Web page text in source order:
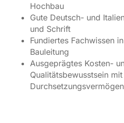
Hochbau
Gute Deutsch- und
und Schrift
Fundiertes Fachwissen
Bauleitung
Ausgeprägtes Kosten-
Qualitätsbewusstsein mit
Durchsetzungsvermögen